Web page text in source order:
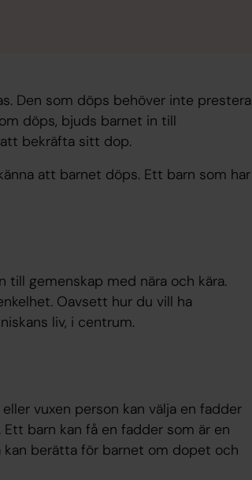
Den som döps behöver inte prestera
döps, bjuds barnet in till
att bekräfta sitt dop.
att barnet döps. Ett barn som har
gemenskap med nära och kära.
Oavsett hur du vill ha
liv, i centrum.
vuxen person kan välja en fadder
barn kan få en fadder som är en
kan berätta för barnet om dopet och